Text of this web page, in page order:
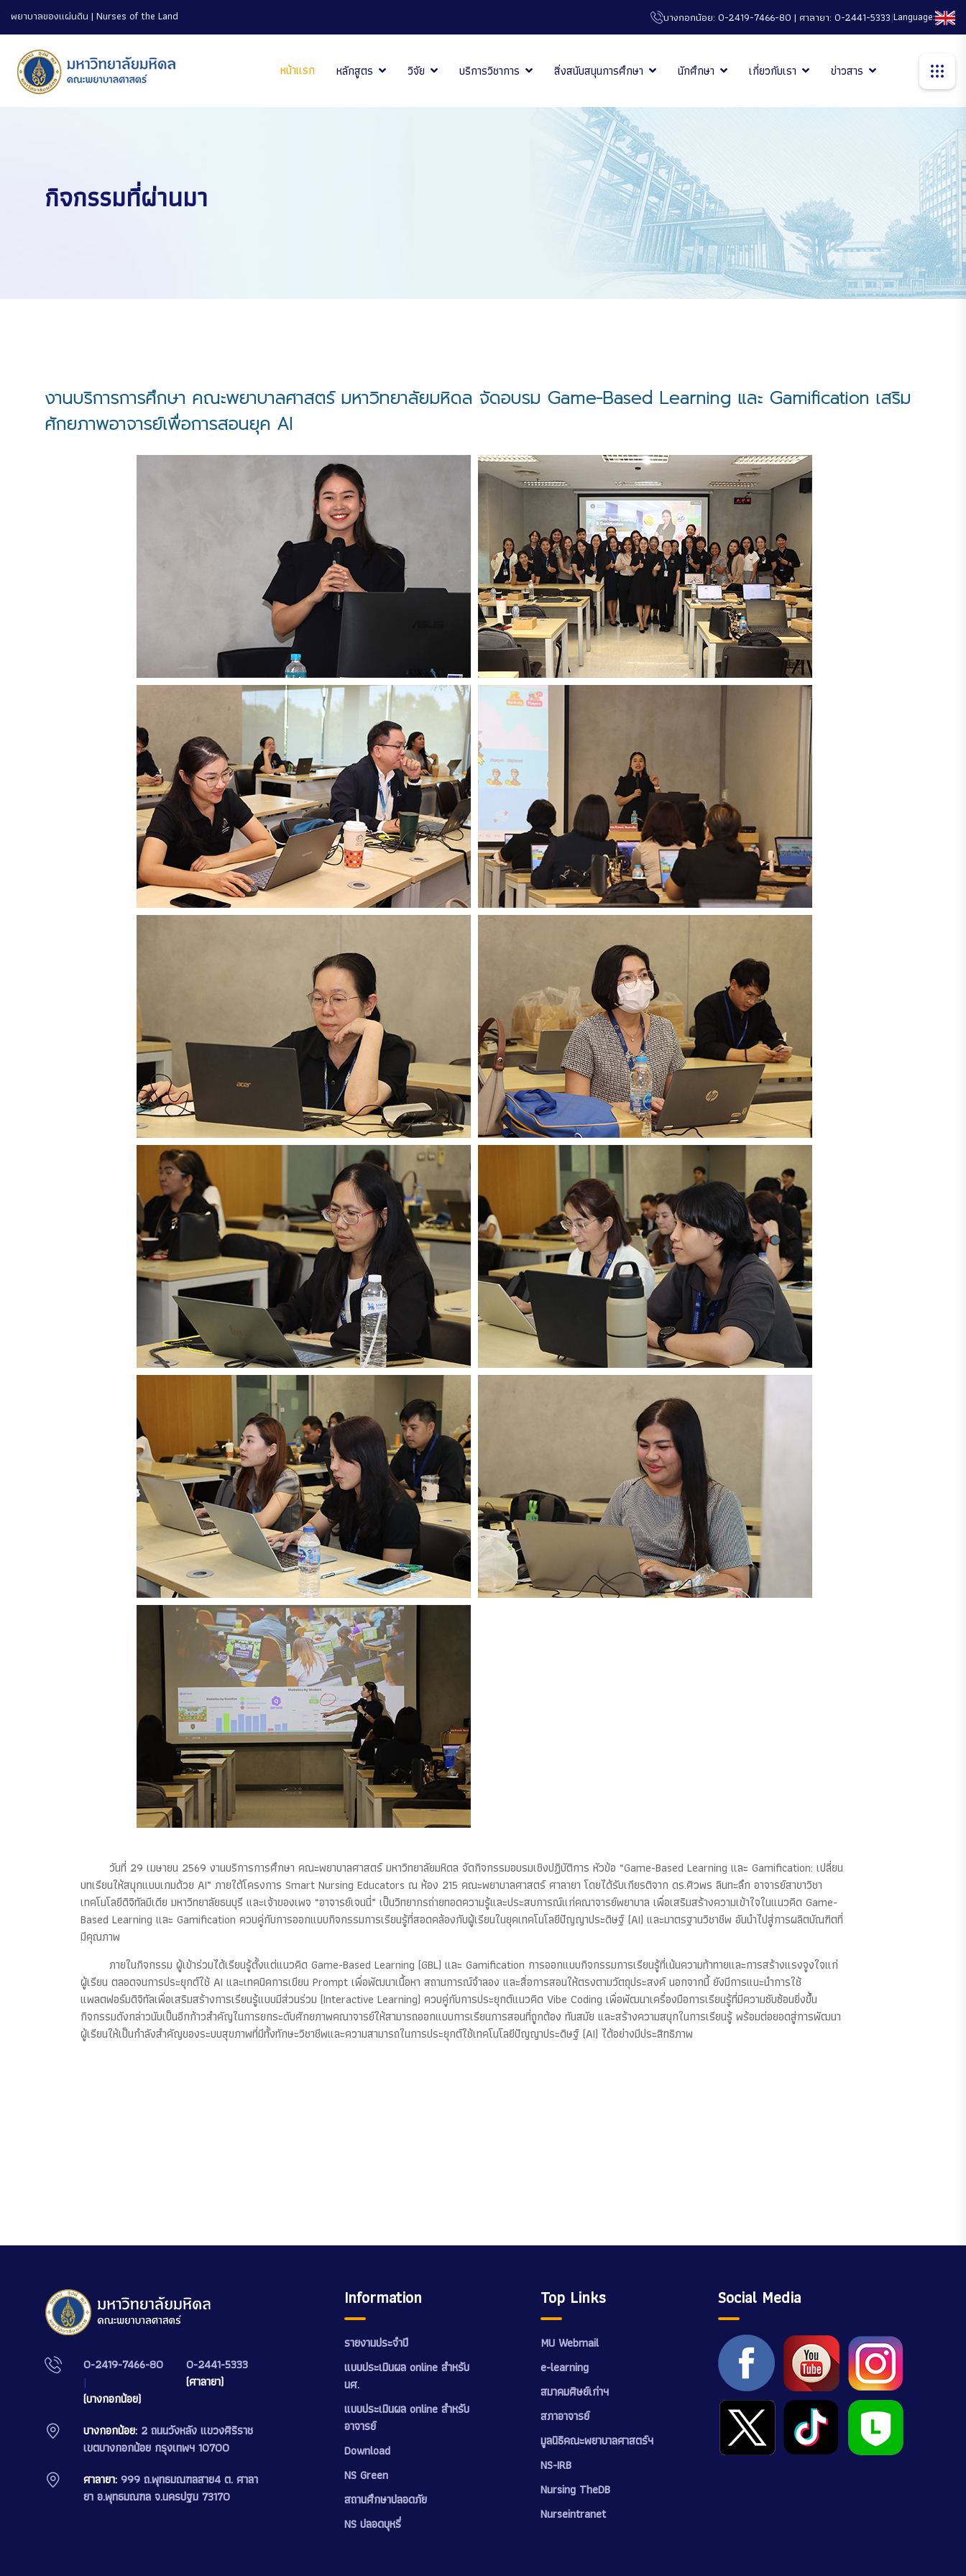
พยาบาลของแผ่นดิน | Nurses of the Land บางกอกน้อย: 0-2419-7466-80 | ศาลายา: 0-2441-5333|Language:
หน้าแรก หลักสูตร วิจัย บริการวิชาการ สิ่งสนับสนุนการศึกษา นักศึกษา เกี่ยวกับเรา ข่าวสาร
กิจกรรมที่ผ่านมา
งานบริการการศึกษา คณะพยาบาลศาสตร์ มหาวิทยาลัยมหิดล จัดอบรม Game-Based Learning และ Gamification เสริม
ศักยภาพอาจารย์เพื่อการสอนยุค AI
วันที่ 29 เมษายน 2569 งานบริการการศึกษา คณะพยาบาลศาสตร์ มหาวิทยาลัยมหิดล จัดกิจกรรมอบรมเชิงปฏิบัติการ หัวข้อ “Game-Based Learning และ Gamification: เปลี่ยน
บทเรียนให้สนุกแบบเกมด้วย AI” ภายใต้โครงการ Smart Nursing Educators ณ ห้อง 215 คณะพยาบาลศาสตร์ ศาลายา โดยได้รับเกียรติจาก ดร.ศิวพร ลินทะลึก อาจารย์สาขาวิชา
เทคโนโลยีดิจิทัลมีเดีย มหาวิทยาลัยธนบุรี และเจ้าของเพจ “อาจารย์เจนนี่” เป็นวิทยากรถ่ายทอดความรู้และประสบการณ์แก่คณาจารย์พยาบาล เพื่อเสริมสร้างความเข้าใจในแนวคิด Game-
Based Learning และ Gamification ควบคู่กับการออกแบบกิจกรรมการเรียนรู้ที่สอดคล้องกับผู้เรียนในยุคเทคโนโลยีปัญญาประดิษฐ์ (AI) และมาตรฐานวิชาชีพ อันนำไปสู่การผลิตบัณฑิตที่
มีคุณภาพ
ภายในกิจกรรม ผู้เข้าร่วมได้เรียนรู้ตั้งแต่แนวคิด Game-Based Learning (GBL) และ Gamification การออกแบบกิจกรรมการเรียนรู้ที่เน้นความท้าทายและการสร้างแรงจูงใจแก่
ผู้เรียน ตลอดจนการประยุกต์ใช้ AI และเทคนิคการเขียน Prompt เพื่อพัฒนาเนื้อหา สถานการณ์จำลอง และสื่อการสอนให้ตรงตามวัตถุประสงค์ นอกจากนี้ ยังมีการแนะนำการใช้
แพลตฟอร์มดิจิทัลเพื่อเสริมสร้างการเรียนรู้แบบมีส่วนร่วม (Interactive Learning) ควบคู่กับการประยุกต์แนวคิด Vibe Coding เพื่อพัฒนาเครื่องมือการเรียนรู้ที่มีความซับซ้อนยิ่งขึ้น
กิจกรรมดังกล่าวนับเป็นอีกก้าวสำคัญในการยกระดับศักยภาพคณาจารย์ให้สามารถออกแบบการเรียนการสอนที่ถูกต้อง ทันสมัย และสร้างความสนุกในการเรียนรู้ พร้อมต่อยอดสู่การพัฒนา
ผู้เรียนให้เป็นกำลังสำคัญของระบบสุขภาพที่มีทั้งทักษะวิชาชีพและความสามารถในการประยุกต์ใช้เทคโนโลยีปัญญาประดิษฐ์ (AI) ได้อย่างมีประสิทธิภาพ
0-2419-7466-80
|
(บางกอกน้อย)
0-2441-5333
(ศาลายา)
บางกอกน้อย: 2 ถนนวังหลัง แขวงศิริราช
เขตบางกอกน้อย กรุงเทพฯ 10700
ศาลายา: 999 ถ.พุทธมณฑลสาย4 ต. ศาลา
ยา อ.พุทธมณฑล จ.นครปฐม 73170
Information
รายงานประจำปี
แบบประเมินผล online สำหรับ
นศ.
แบบประเมินผล online สำหรับ
อาจารย์
Download
NS Green
สถานศึกษาปลอดภัย
NS ปลอดบุหรี่
Top Links
MU Webmail
e-learning
สมาคมศิษย์เก่าฯ
สภาอาจารย์
มูลนิธิคณะพยาบาลศาสตร์ฯ
NS-IRB
Nursing TheDB
Nurseintranet
Social Media